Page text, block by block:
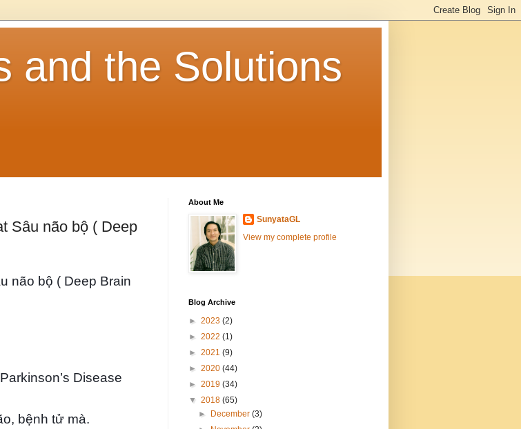
and the Solutions
Sâu não bộ ( Deep
não bộ ( Deep Brain
Disease
bệnh tử mà.
About Me
SunyataGL
View my complete profile
Blog Archive
► 2023 (2)
► 2022 (1)
► 2021 (9)
► 2020 (44)
► 2019 (34)
▼ 2018 (65)
►
December(3)